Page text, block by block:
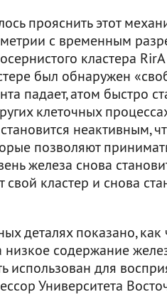
прояснить этот
с временным
кластера
был обнаружен
падает, атом быстро
клеточных
неактивным,
позволяют
железа снова
кластер и снова
деталях показано, как
низкое содержание
использован для
Университета